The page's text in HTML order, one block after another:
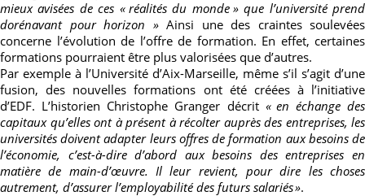
mieux avisées de ces « réalités du monde »que l’université prend
dorénavant pour horizon »Ainsi une des craintes soulevées
concerne l’évolution de l’offre de formation. En effet, certaines
formations pourraient être plus valorisées que d’autres.
Par exemple à l’Université d’Aix-Marseille, même s’il s’agit d’une
fusion, des nouvelles formations ont été créées à l’initiative
d’EDF. L’historien Christophe Granger décrit « en échange des
capitaux qu’elles ont à présent à récolter auprès des entreprises, les
universités doivent adapter leurs offres de formation aux besoins de
l’économie, c’est-à-dire d’abord aux besoins des entreprises en
matière de main-d’œuvre. Il leur revient, pour dire les choses
autrement, d’assurer l’employabilité des futurs salariés».